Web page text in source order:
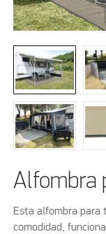
Alfombra
Esta alfombra para
comodidad,